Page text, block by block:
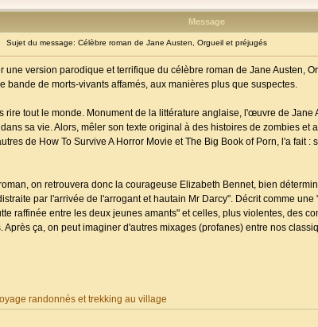
Message
Sujet du message: Célèbre roman de Jane Austen, Orgueil et préjugés
une version parodique et terrifique du célèbre roman de Jane Austen,
bande de morts-vivants affamés, aux manières plus que suspectes.
rire tout le monde. Monument de la littérature anglaise, l'œuvre de
sa vie. Alors, mêler son texte original à des histoires de zombies et
de How To Survive A Horror Movie et The Big Book of Porn, l'a fait
on retrouvera donc la courageuse Elizabeth Bennet, bien
par l'arrivée de l'arrogant et hautain Mr Darcy". Décrit comme
raffinée entre les deux jeunes amants" et celles, plus violentes, des
Après ça, on peut imaginer d'autres mixages (profanes) entre nos
randonnés et trekking au village